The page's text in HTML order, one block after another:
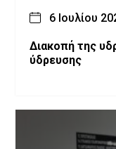
6 Ιουλίου
Διακοπή της
ύδρευσης